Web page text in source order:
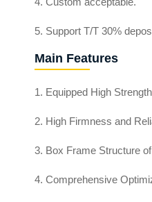
5. Support T/T 30%
Main Features
1. Equipped High
2. High Firmness and
3. Box Frame Structure
4. Comprehensive